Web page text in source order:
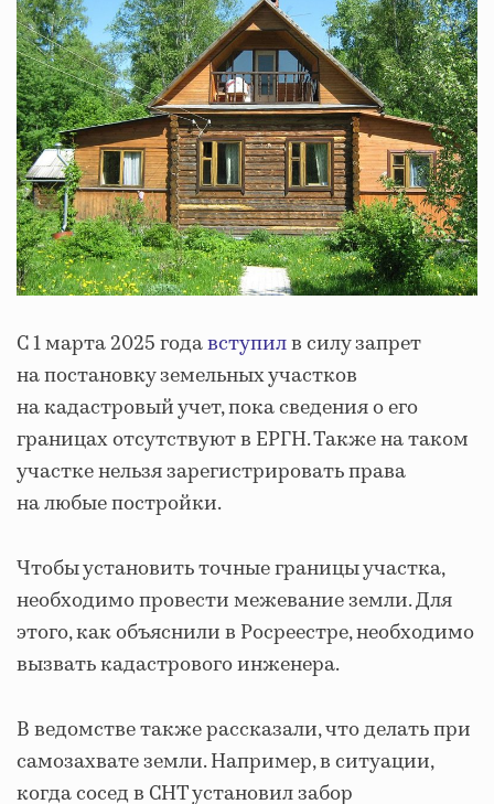
С 1 марта 2025 годавступилв силу запрет
на постановку земельных участков
на кадастровый учет, пока сведения о его
границах отсутствуют в ЕРГН. Также на таком
участке нельзя зарегистрировать права
на любые постройки.
Чтобы установить точные границы участка,
необходимо провести межевание земли. Для
этого, как объяснили в Росреестре, необходимо
вызвать кадастрового инженера.
В ведомстве также рассказали, что делать при
самозахвате земли. Например, в ситуации,
когда сосед в СНТ установил забор